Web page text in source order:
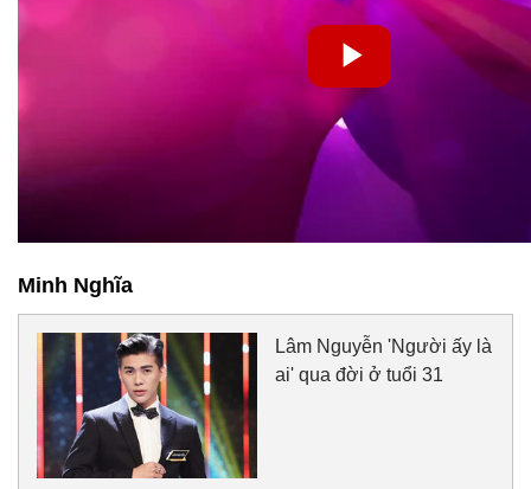
Minh Nghĩa
Lâm Nguyễn 'Người ấy là
ai' qua đời ở tuổi 31